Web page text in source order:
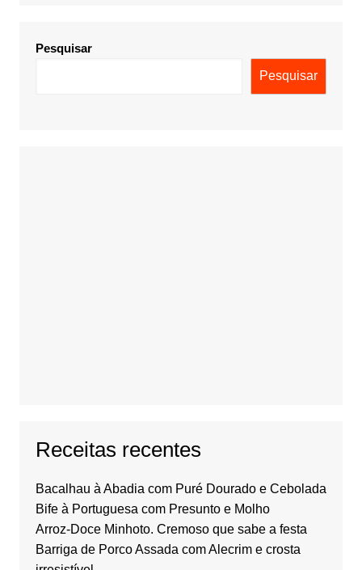
Pesquisar
Pesquisar
Receitas recentes
Bacalhau à Abadia com Puré Dourado e Cebolada
Bife à Portuguesa com Presunto e Molho
Arroz-Doce Minhoto. Cremoso que sabe a festa
Barriga de Porco Assada com Alecrim e crosta